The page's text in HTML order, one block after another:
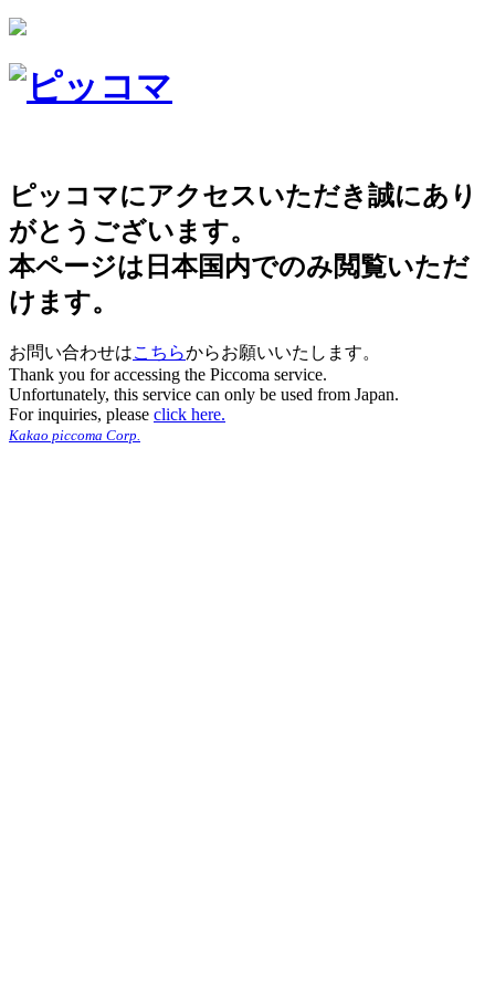
ピッコマにアクセスいただき誠にあり
がとうございます。
本ページは日本国内でのみ閲覧いただ
けます。
お問い合わせはこちらからお願いいたします。
Thank you for accessing the Piccoma service.
Unfortunately, this service can only be used from Japan.
For inquiries, please click here.
Kakao piccoma Corp.